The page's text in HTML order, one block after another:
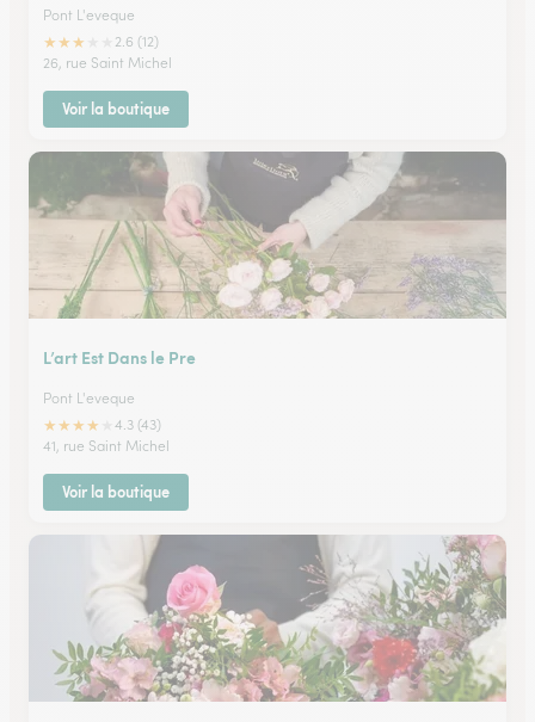
Pont L'eveque
★★★
2.6 (12)
26, rue Saint Michel
Voir la boutique
L’art Est Dans le Pre
Pont L'eveque
★★★★
4.3 (43)
41, rue Saint Michel
Voir la boutique